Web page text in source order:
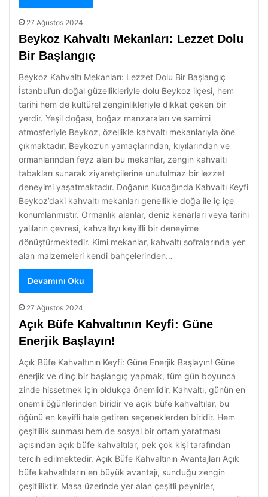
27 Ağustos 2024
Beykoz Kahvaltı Mekanları: Lezzet Dolu
Bir Başlangıç
Beykoz Kahvaltı Mekanları: Lezzet Dolu Bir Başlangıç
İstanbul’un doğal güzellikleriyle dolu Beykoz ilçesi, hem
tarihi hem de kültürel zenginlikleriyle dikkat çeken bir
yerdir. Yeşil doğası, boğaz manzaraları ve samimi
atmosferiyle Beykoz, özellikle kahvaltı mekanlarıyla öne
çıkmaktadır. Beykoz’un yamaçlarından, kıyılarından ve
ormanlarından feyz alan bu mekanlar, zengin kahvaltı
tabakları sunarak ziyaretçilerine unutulmaz bir lezzet
deneyimi yaşatmaktadır. Doğanın Kucağında Kahvaltı Keyfi
Beykoz’daki kahvaltı mekanları genellikle doğa ile iç içe
konumlanmıştır. Ormanlık alanlar, deniz kenarları veya tarihi
yalıların çevresi, kahvaltıyı keyifli bir deneyime
dönüştürmektedir. Kimi mekanlar, kahvaltı sofralarında yer
alan malzemeleri kendi bahçelerinden…
Devamını Oku
27 Ağustos 2024
Açık Büfe Kahvaltının Keyfi: Güne
Enerjik Başlayın!
Açık Büfe Kahvaltının Keyfi: Güne Enerjik Başlayın! Güne
enerjik ve dinç bir başlangıç yapmak, tüm gün boyunca
zinde hissetmek için oldukça önemlidir. Kahvaltı, günün en
önemli öğünlerinden biridir ve açık büfe kahvaltılar, bu
öğünü en keyifli hale getiren seçeneklerden biridir. Hem
çeşitlilik sunması hem de sosyal bir ortam yaratması
açısından açık büfe kahvaltılar, pek çok kişi tarafından
tercih edilmektedir. Açık Büfe Kahvaltının Avantajları Açık
büfe kahvaltıların en büyük avantajı, sunduğu zengin
çeşitliliktir. Masa üzerinde yer alan çeşitli peynirler,